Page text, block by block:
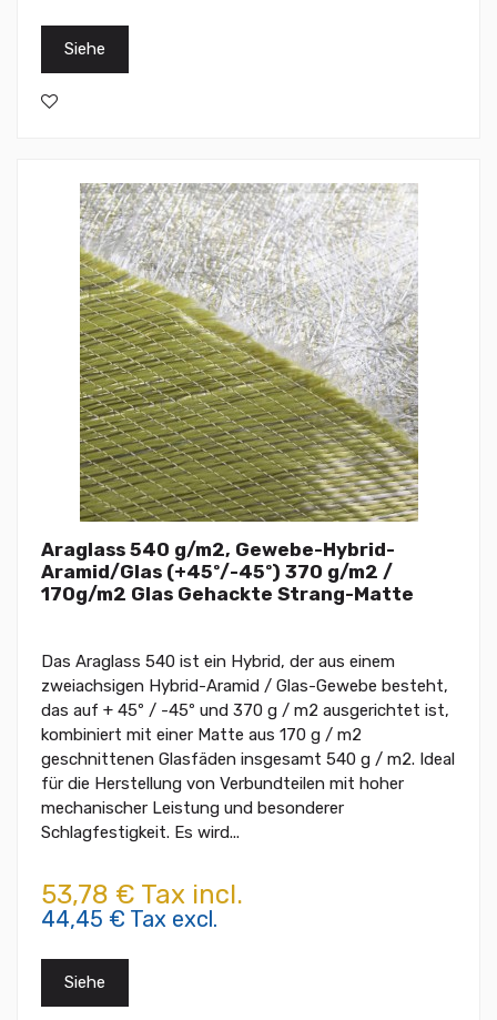
Siehe
Araglass 540 g/m2, Gewebe-Hybrid-
Aramid/Glas (+45º/-45º) 370 g/m2 /
170g/m2 Glas Gehackte Strang-Matte
Das Araglass 540 ist ein Hybrid, der aus einem
zweiachsigen Hybrid-Aramid / Glas-Gewebe besteht,
das auf + 45º / -45º und 370 g / m2 ausgerichtet ist,
kombiniert mit einer Matte aus 170 g / m2
geschnittenen Glasfäden insgesamt 540 g / m2. Ideal
für die Herstellung von Verbundteilen mit hoher
mechanischer Leistung und besonderer
Schlagfestigkeit. Es wird...
53,78 € Tax incl.
44,45 € Tax excl.
Siehe